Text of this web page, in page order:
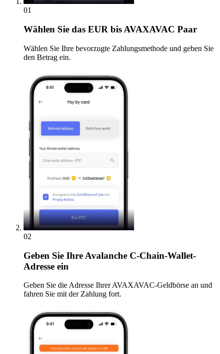
01
Wählen Sie das EUR bis AVAXAVAC Paar
Wählen Sie Ihre bevorzugte Zahlungsmethode und geben Sie
den Betrag ein.
02
Geben Sie Ihre Avalanche C-Chain-Wallet-
Adresse ein
Geben Sie die Adresse Ihrer AVAXAVAC-Geldbörse an und
fahren Sie mit der Zahlung fort.